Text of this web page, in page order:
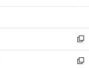
開
ウ
開
く
ン
ウ
で
開
く
ウ
ン
ド
ウ
で
し
ウ
ィ
ン
ド
新
し
い
新